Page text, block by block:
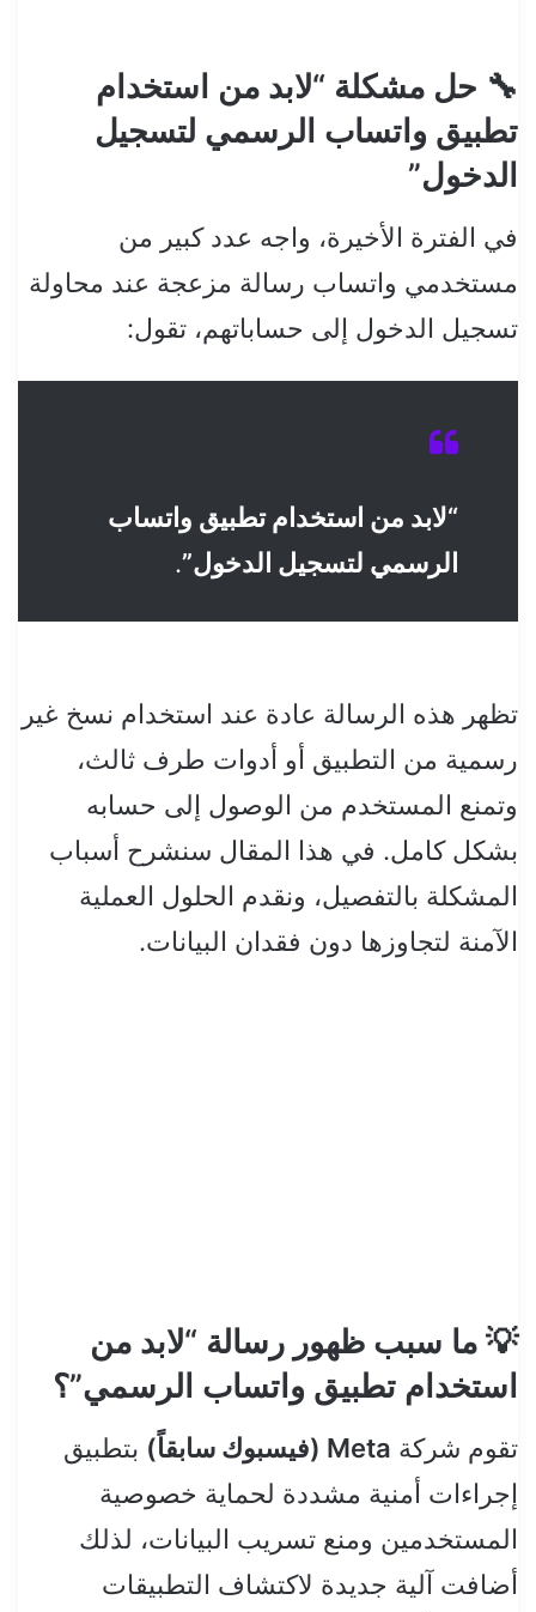
🔧 حل مشكلة “لابد من استخدام
تطبيق واتساب الرسمي لتسجيل
الدخول”
في الفترة الأخيرة، واجه عدد كبير من
مستخدمي واتساب رسالة مزعجة عند محاولة
تسجيل الدخول إلى حساباتهم، تقول:
“لابد من استخدام تطبيق واتساب
الرسمي لتسجيل الدخول”.
تظهر هذه الرسالة عادة عند استخدام نسخ غير
رسمية من التطبيق أو أدوات طرف ثالث،
وتمنع المستخدم من الوصول إلى حسابه
بشكل كامل. في هذا المقال سنشرح أسباب
المشكلة بالتفصيل، ونقدم الحلول العملية
الآمنة لتجاوزها دون فقدان البيانات.
💡 ما سبب ظهور رسالة “لابد من
استخدام تطبيق واتساب الرسمي”؟
تقوم شركة Meta (فيسبوك سابقاً)
بتطبيق
إجراءات أمنية مشددة لحماية خصوصية
المستخدمين ومنع تسريب البيانات، لذلك
أضافت آلية جديدة لاكتشاف التطبيقات